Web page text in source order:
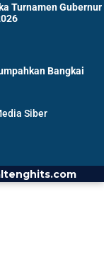
Turnamen Gubernur
Bangkai
Siber